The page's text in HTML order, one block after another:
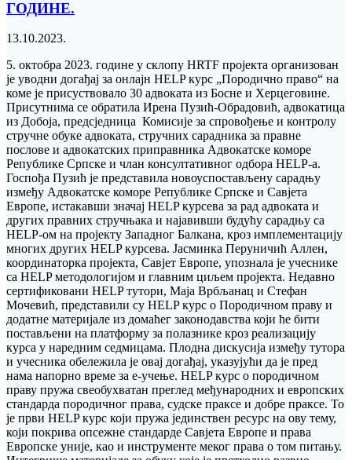
ГОДИНЕ.
13.10.2023.
5. октобра 2023. године у склопу HRTF пројекта организован
је уводни догађај за онлајн HELP курс „Породично право“ на
коме је присуствовало 30 адвоката из Босне и Херцеговине.
Присутнима се обратила Ирена Пузић-Обрадовић, адвокатица
из Добоја, предсjедница Комисије за спровођење и контролу
стручне обуке адвоката, стручних сарадника за правне
послове и адвокатских приправника Адвокатске коморе
Републике Српске и члан консултативног одбора HELP-a.
Госпођа Пузић је представила новоуспостављену сарадњу
између Адвокатске коморе Републике Српске и Савјета
Европе, истакавши значај HELP курсева за рад адвоката и
других правних стручњака и најавивши будућу сарадњу са
HELP-ом на пројекту Западног Балкана, кроз имплементацију
многих других HELP курсева. Јасминка Перуничић Аллен,
координаторка пројекта, Савјет Европе, упознала је учеснике
са HELP методологијом и главним циљем пројекта. Недавно
сертификовани HELP тутори, Маја Врбљанац и Стефан
Мочевић, представили су HELP курс о Породичном праву и
додатне материјале из домаћег законодавства који ће бити
постављени на платформу за полазнике кроз реализацију
курса у наредним седмицама. Плодна дискусија између тутора
и учесника обележила је овај догађај, указујући да је пред
нама напорно време за е-учење. HELP курс о породичном
праву пружа свеобухватан преглед међународних и европских
стандарда породичног права, судске праксе и добре праксе. То
је први HELP курс који пружа јединствен ресурс на ову тему,
који покрива опсежне стандарде Савјета Европе и права
Европске уније, као и инструменте меког права о том питању.